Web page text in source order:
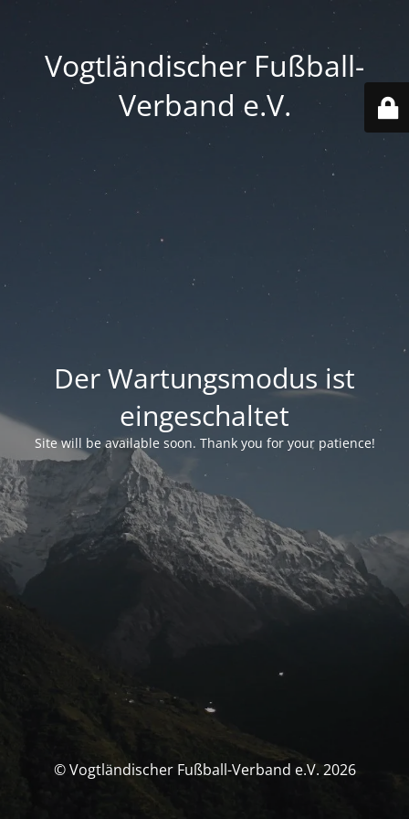
Vogtländischer Fußball-
Verband e.V.
Der Wartungsmodus ist
eingeschaltet
Site will be available soon. Thank you for your patience!
© Vogtländischer Fußball-Verband e.V. 2026